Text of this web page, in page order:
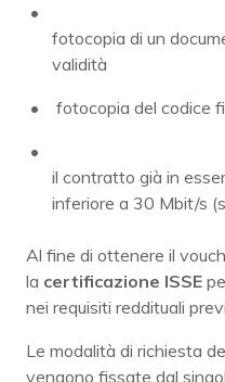
fotocopia di un
validità
fotocopia del codice
il contratto già in
inferiore a 30 Mbit/s
Al fine di ottenere il
la certificazione ISSE
nei requisiti reddituali
Le modalità di richiesta
vengono fissate dal